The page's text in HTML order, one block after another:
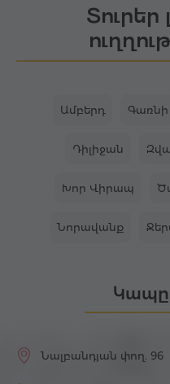
Տուրեր
Ամբերդ Գառնի
Դիլիջան
Խոր Վիրապ
Նորավանք
Կապը
Նալբանդյան փող. 96